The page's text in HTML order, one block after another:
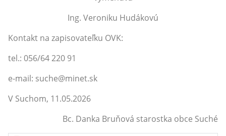
Ing. Veroniku Hudákovú
Kontakt na zapisovateľku OVK:
tel.: 056/64 220 91
e-mail: suche@minet.sk
V Suchom, 11.05.2026
Bc. Danka Bruňová starostka obce Suché